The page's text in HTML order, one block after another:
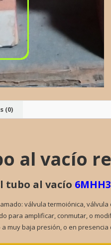
(0)
al vacío
tubo al vacío
válvula termoiónica,
para amplificar, conmutar, o
muy baja presión, o en presencia